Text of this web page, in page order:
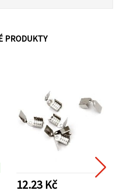
PRODUKTY
12.23 Kč